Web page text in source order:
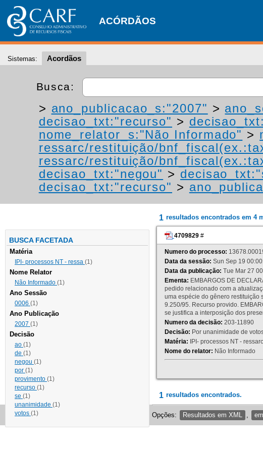
ACÓRDÃOS
Sistemas: Acordãos
Busca:
> ano_publicacao_s:"2007" >
decisao_txt:"recurso" >
nome_relator_s:"Não Informado" >
ressarc/restituição/
ressarc/restituição/
decisao_txt:"negou" >
decisao_txt:"recurso" >
BUSCA FACETADA
Matéria
IPI- processos NT - ressa (1)
Nome Relator
Não Informado (1)
Ano Sessão
0006 (1)
Ano Publicação
2007 (1)
Decisão
ao (1)
de (1)
negou (1)
por (1)
provimento (1)
recurso (1)
se (1)
unanimidade (1)
votos (1)
1 resultados encontrados em 4
4709829 #
Numero do processo:
Data da sessão: Sun Sep 19
Data da publicação: Tue Mar 27
Ementa: EMBARGOS DE
pedido relacionado com a
uma espécie do gênero restituição
9.250/95. Recurso provido.
se justifica a interposição dos
Numero da decisão: 203-11890
Decisão: Por unanimidade de
Matéria: IPI- processos NT -
Nome do relator: Não Informado
1 resultados encontrados.
Opções: Resultados em XML